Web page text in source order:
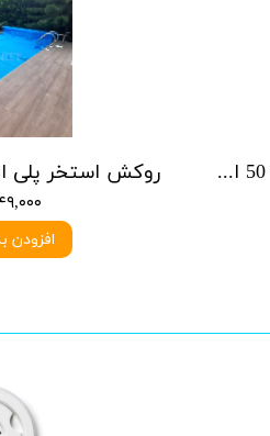
۵۴۹,۰۰۰
افزودن
آبنما کرتین استیل 304- 35 آبریز * 50 ارتفاع